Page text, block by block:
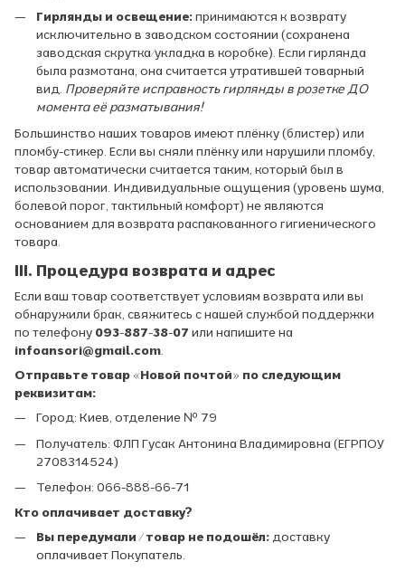
Гирлянды и освещение:принимаются к возврату
исключительно в заводском состоянии (сохранена
заводская скрутка/укладка в коробке). Если гирлянда
была размотана, она считается утратившей товарный
вид. Проверяйте исправность гирлянды в розетке ДО
момента её разматывания!
Большинство наших товаров имеют плёнку (блистер) или
пломбу-стикер. Если вы сняли плёнку или нарушили пломбу,
товар автоматически считается таким, который был в
использовании. Индивидуальные ощущения (уровень шума,
болевой порог, тактильный комфорт) не являются
основанием для возврата распакованного гигиенического
товара.
III. Процедура возврата и адрес
Если ваш товар соответствует условиям возврата или вы
обнаружили брак, свяжитесь с нашей службой поддержки
по телефону 093-887-38-07 или напишите на
infoansori@gmail.com.
Отправьте товар «Новой почтой» по следующим
реквизитам:
Город: Киев, отделение № 79
Получатель: ФЛП Гусак Антонина Владимировна (ЕГРПОУ
2708314524)
Телефон: 066-888-66-71
Кто оплачивает доставку?
Вы передумали / товар не подошёл: доставку
оплачивает Покупатель.